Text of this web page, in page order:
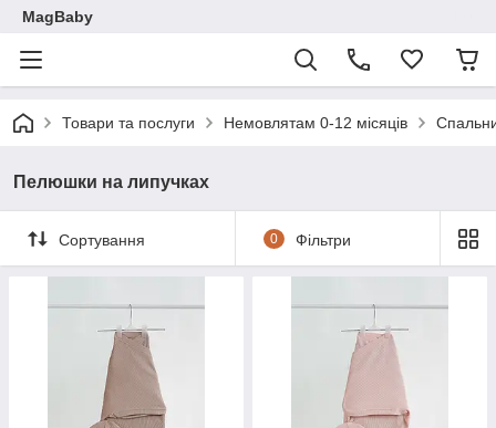
MagBaby
Товари та послуги Немовлятам 0-12 місяців
Пелюшки на липучках
Сортування 0 Фільтри